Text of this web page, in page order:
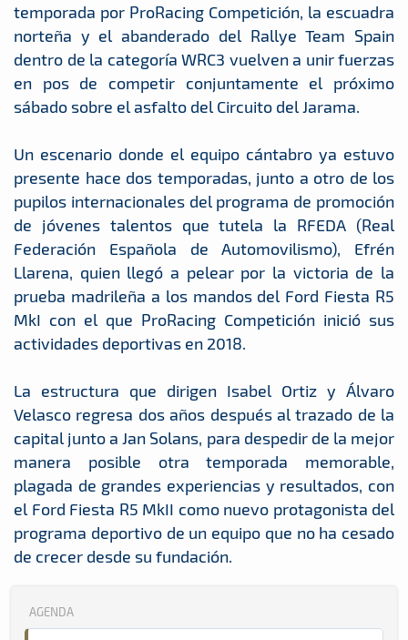
temporada por ProRacing Competición, la escuadra
norteña y el abanderado del Rallye Team Spain
dentro de la categoría WRC3 vuelven a unir fuerzas
en pos de competir conjuntamente el próximo
sábado sobre el asfalto del Circuito del Jarama.
Un escenario donde el equipo cántabro ya estuvo
presente hace dos temporadas, junto a otro de los
pupilos internacionales del programa de promoción
de jóvenes talentos que tutela la RFEDA (Real
Federación Española de Automovilismo), Efrén
Llarena, quien llegó a pelear por la victoria de la
prueba madrileña a los mandos del Ford Fiesta R5
MkI con el que ProRacing Competición inició sus
actividades deportivas en 2018.
La estructura que dirigen Isabel Ortiz y Álvaro
Velasco regresa dos años después al trazado de la
capital junto a Jan Solans, para despedir de la mejor
manera posible otra temporada memorable,
plagada de grandes experiencias y resultados, con
el Ford Fiesta R5 MkII como nuevo protagonista del
programa deportivo de un equipo que no ha cesado
de crecer desde su fundación.
AGENDA